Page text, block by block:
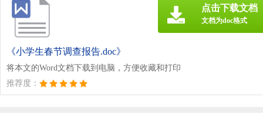
《小学生春节调查报告.doc》
将本文的Word文档下载到电脑，方便收藏和打印
推荐度：
点击下载文档
文档为doc格式